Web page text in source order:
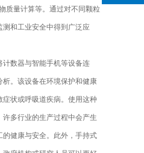
质量计算等。通过对不同颗粒
和工业安全中得到广泛应
数器与智能手机等设备连
。该设备在环境保护和健康
状或呼吸道疾病。使用这种
多行业的生产过程中会产生
健康与安全。此外，手持式